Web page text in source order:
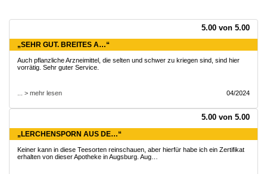
5.00 von 5.00
„SEHR GUT. BREITES A…“
Auch pflanzliche Arzneimittel, die selten und schwer zu kriegen sind, sind hier
vorrätig. Sehr guter Service.
... > mehr lesen 04/2024
5.00 von 5.00
„LERCHENSPORN AUS DE…“
Keiner kann in diese Teesorten reinschauen, aber hierfür habe ich ein Zertifikat
erhalten von dieser Apotheke in Augsburg. Aug…